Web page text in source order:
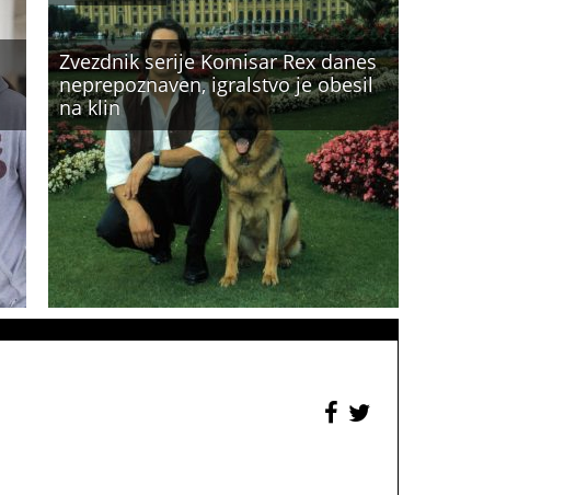
Zvezdnik serije Komisar Rex danes
neprepoznaven, igralstvo je obesil
na klin